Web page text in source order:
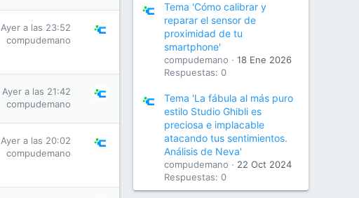
Ayer a las 23:52
compudemano
Ayer a las 21:42
compudemano
Ayer a las 20:02
compudemano
Tema 'Cómo calibrar y
reparar el sensor de
proximidad de tu
smartphone'
compudemano
18 Ene 2026
Respuestas: 0
Tema 'La fábula al más puro
estilo Studio Ghibli es
preciosa e implacable
atacando tus sentimientos.
Análisis de Neva'
compudemano
22 Oct 2024
Respuestas: 0